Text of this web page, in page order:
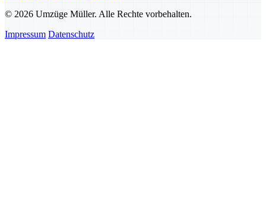
© 2026 Umzüge Müller. Alle Rechte vorbehalten.
Impressum Datenschutz